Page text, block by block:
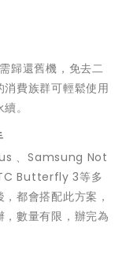
歸還舊機，免去二
費族群可輕鬆使用
。
、Samsung Not
Butterfly 3等多
都會搭配此方案，
數量有限，辦完為